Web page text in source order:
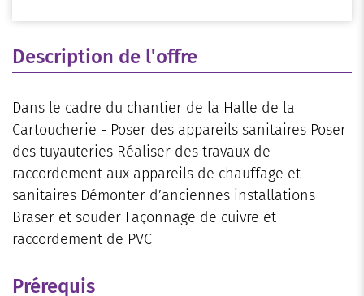
Description de l'offre
Dans le cadre du chantier de la Halle de la
Cartoucherie - Poser des appareils sanitaires Poser
des tuyauteries Réaliser des travaux de
raccordement aux appareils de chauffage et
sanitaires Démonter d’anciennes installations
Braser et souder Façonnage de cuivre et
raccordement de PVC
Prérequis